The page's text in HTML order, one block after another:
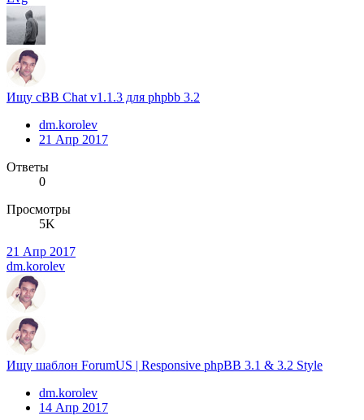
Ищу cBB Chat v1.1.3 для phpbb 3.2
dm.korolev
21 Апр 2017
Ответы
0
Просмотры
5K
21 Апр 2017
dm.korolev
Ищу шаблон ForumUS | Responsive phpBB 3.1 & 3.2 Style
dm.korolev
14 Апр 2017